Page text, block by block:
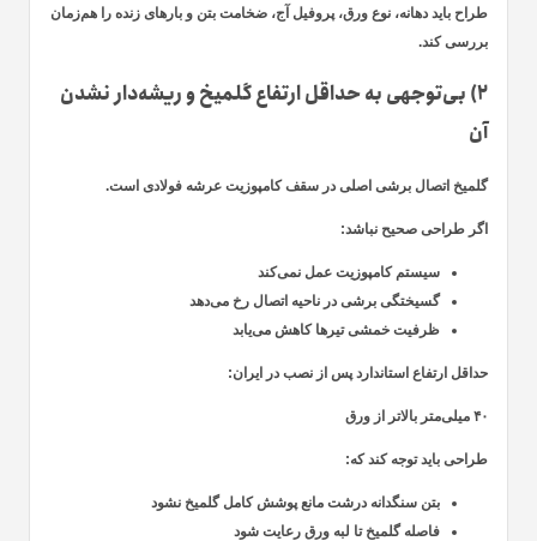
طراح باید دهانه، نوع ورق، پروفیل آج، ضخامت بتن و بارهای زنده را هم‌زمان
بررسی کند.
۲) بی‌توجهی به حداقل ارتفاع گلمیخ و ریشه‌دار نشدن
آن
گلمیخ اتصال برشی اصلی در سقف کامپوزیت عرشه فولادی است.
اگر طراحی صحیح نباشد:
سیستم کامپوزیت عمل نمی‌کند
گسیختگی برشی در ناحیه اتصال رخ می‌دهد
ظرفیت خمشی تیرها کاهش می‌یابد
حداقل ارتفاع استاندارد پس از نصب در ایران:
۴۰ میلی‌متر بالاتر از ورق
طراحی باید توجه کند که:
بتن سنگدانه درشت مانع پوشش کامل گلمیخ نشود
فاصله گلمیخ تا لبه ورق رعایت شود